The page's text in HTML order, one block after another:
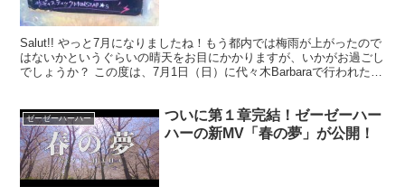
Salut!! やっと7月になりましたね！もう都内では梅雨が上がったので
はないかというぐらいの晴天をお目にかかりますが、いかがお過ごし
でしょうか？ この度は、7月1日（日）に代々木Barbaraで行われた
ゼーゼーハーハー
ついに第１章完結！ゼーゼーハー
ハーの新MV「春の夢」が公開！